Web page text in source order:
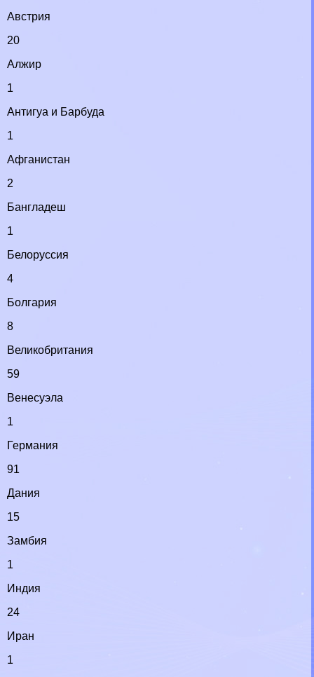
Австрия
20
Алжир
1
Антигуа и Барбуда
1
Афганистан
2
Бангладеш
1
Белоруссия
4
Болгария
8
Великобритания
59
Венесуэла
1
Германия
91
Дания
15
Замбия
1
Индия
24
Иран
1